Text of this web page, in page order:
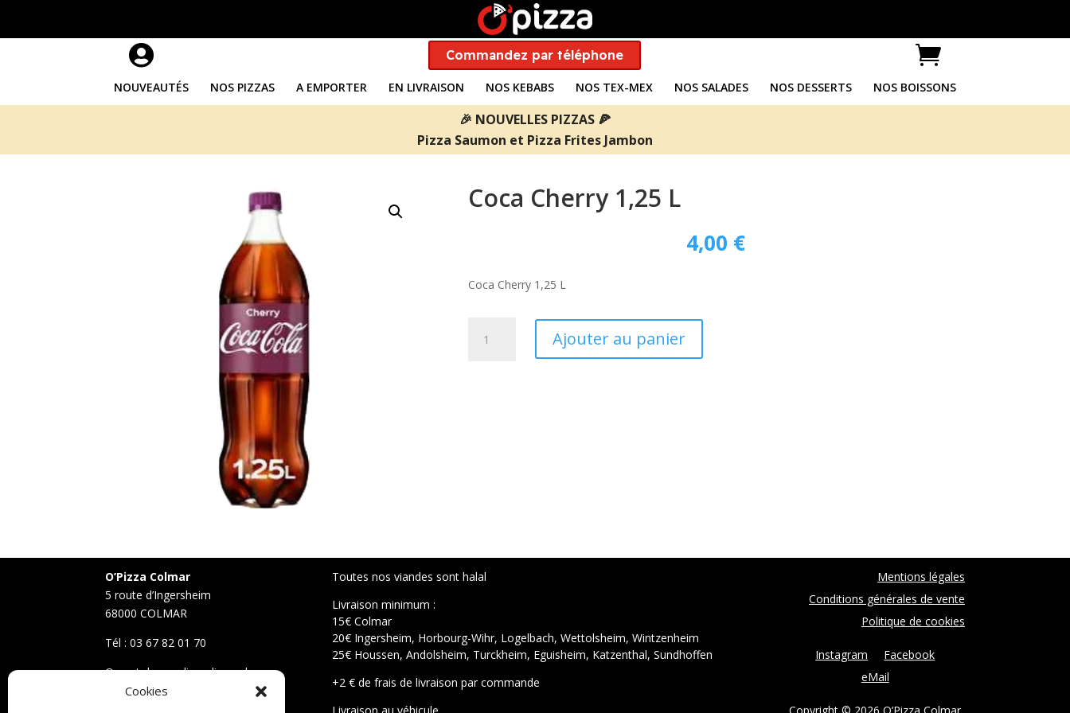
Cookies
 Commandez par téléphone 
NOUVEAUTÉS NOS PIZZAS A EMPORTER EN LIVRAISON NOS KEBABS NOS TEX-MEX NOS SALADES NOS DESSERTS NOS BOISSONS
🎉 NOUVELLES PIZZAS 🍕
Pizza Saumon et Pizza Frites Jambon
Coca Cherry 1,25 L
4,00 €
Coca Cherry 1,25 L
Ajouter au panier
O’Pizza Colmar
5 route d’Ingersheim
68000 COLMAR
Tél : 03 67 82 01 70
Ouvert du mardi au dimanche
De 11h30 à 14h et de 17h30 à 22h
Toutes nos viandes sont halal
Livraison minimum :
15€ Colmar
20€ Ingersheim, Horbourg-Wihr, Logelbach, Wettolsheim, Wintzenheim
25€ Houssen, Andolsheim, Turckheim, Eguisheim, Katzenthal, Sundhoffen
+2 € de frais de livraison par commande
Mentions légales
Conditions générales de vente
Politique de cookies
Instagram
Facebook
eMail